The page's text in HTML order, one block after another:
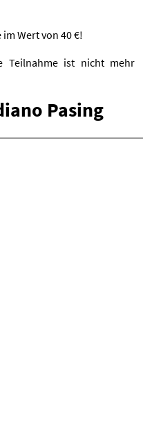
Wert von 40 €!
Teilnahme ist nicht mehr
Pasing